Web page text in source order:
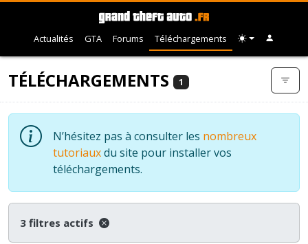
Actualités GTA Forums Téléchargements
TÉLÉCHARGEMENTS 1
N’hésitez pas à consulter les nombreux
tutoriauxdu site pour installer vos
téléchargements.
3 filtres actifs